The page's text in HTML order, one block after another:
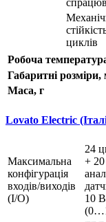
циклів
Робоча
Габаритні
Маса, г
Lovato Electric
Максимальна
конфігурація
входів/виходів
(І/О)
24
+
10